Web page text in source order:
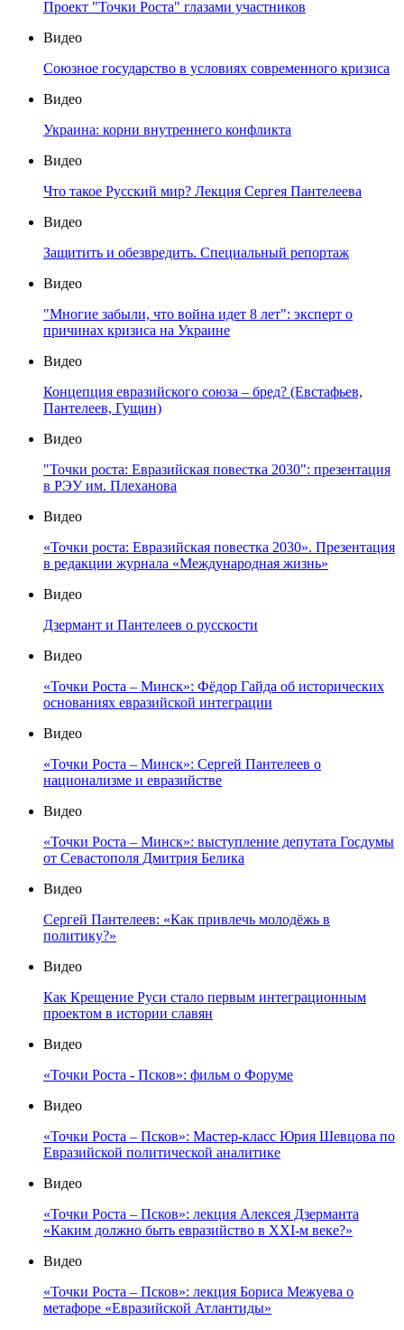
Проект "Точки Роста" глазами участников
Видео
Союзное государство в условиях современного кризиса
Видео
Украина: корни внутреннего конфликта
Видео
Что такое Русский мир? Лекция Сергея Пантелеева
Видео
Защитить и обезвредить. Специальный репортаж
Видео
"Многие забыли, что война идет 8 лет": эксперт о
причинах кризиса на Украине
Видео
Концепция евразийского союза – бред? (Евстафьев,
Пантелеев, Гущин)
Видео
"Точки роста: Евразийская повестка 2030": презентация
в РЭУ им. Плеханова
Видео
«Точки роста: Евразийская повестка 2030». Презентация
в редакции журнала «Международная жизнь»
Видео
Дзермант и Пантелеев о русскости
Видео
«Точки Роста – Минск»: Фёдор Гайда об исторических
основаниях евразийской интеграции
Видео
«Точки Роста – Минск»: Сергей Пантелеев о
национализме и евразийстве
Видео
«Точки Роста – Минск»: выступление депутата Госдумы
от Севастополя Дмитрия Белика
Видео
Сергей Пантелеев: «Как привлечь молодёжь в
политику?»
Видео
Как Крещение Руси стало первым интеграционным
проектом в истории славян
Видео
«Точки Роста - Псков»: фильм о Форуме
Видео
«Точки Роста – Псков»: Мастер-класс Юрия Шевцова по
Евразийской политической аналитике
Видео
«Точки Роста – Псков»: лекция Алексея Дзерманта
«Каким должно быть евразийство в XXI-м веке?»
Видео
«Точки Роста – Псков»: лекция Бориса Межуева о
метафоре «Евразийской Атлантиды»